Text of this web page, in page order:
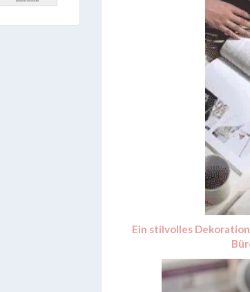
Ein stilvolles